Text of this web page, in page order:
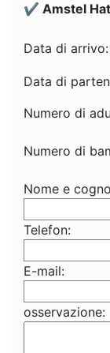
✔️ Amstel
Data di arrivo:
Data di
Numero di
Numero di
Nome e
Telefon:
E-mail:
osservazione: